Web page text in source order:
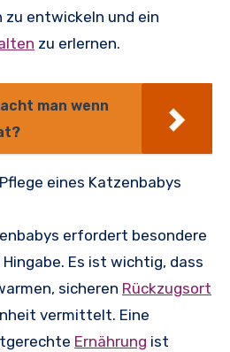
zu entwickeln und ein
zu erlernen.
man wenn
eines Katzenbabys
erfordert besondere
Es ist wichtig, dass
sicheren Rückzugsort
vermittelt. Eine
Ernährung ist